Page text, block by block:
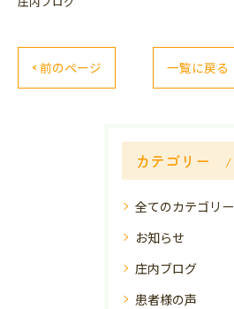
< 前のページ 一覧に戻る
カテゴリー
全てのカテゴリー
お知らせ
庄内ブログ
患者様の声